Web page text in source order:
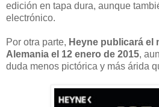
edición en tapa dura, aunque
electrónico.
Por otra parte, Heyne publicará el
Alemania el 12 enero de 2015,
duda menos pictórica y más árida